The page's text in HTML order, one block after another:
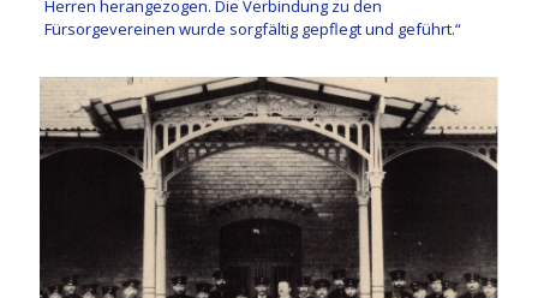
Herren herangezogen. Die Verbindung zu den
Fürsorgevereinen wurde sorgfältig gepflegt und geführt.“